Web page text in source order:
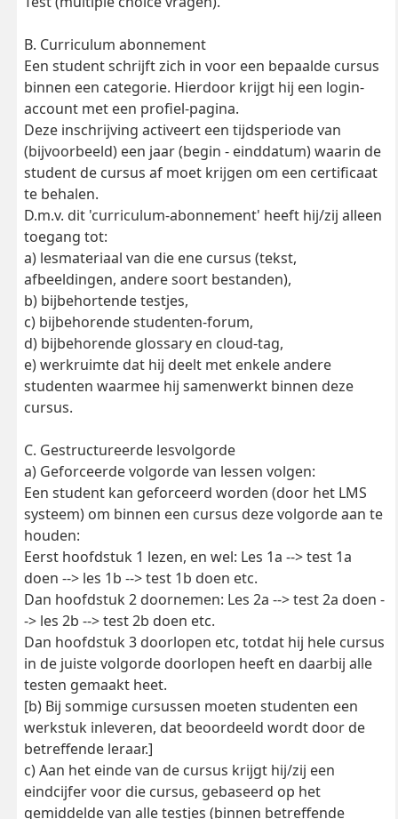
B. Curriculum abonnement
Een student schrijft zich in voor een bepaalde cursus
binnen een categorie. Hierdoor krijgt hij een login-
account met een profiel-pagina.
Deze inschrijving activeert een tijdsperiode van
(bijvoorbeeld) een jaar (begin - einddatum) waarin de
student de cursus af moet krijgen om een certificaat
te behalen.
D.m.v. dit 'curriculum-abonnement' heeft hij/zij alleen
toegang tot:
a) lesmateriaal van die ene cursus (tekst,
afbeeldingen, andere soort bestanden),
b) bijbehortende testjes,
c) bijbehorende studenten-forum,
d) bijbehorende glossary en cloud-tag,
e) werkruimte dat hij deelt met enkele andere
studenten waarmee hij samenwerkt binnen deze
cursus.
C. Gestructureerde lesvolgorde
a) Geforceerde volgorde van lessen volgen:
Een student kan geforceerd worden (door het LMS
systeem) om binnen een cursus deze volgorde aan te
houden:
Eerst hoofdstuk 1 lezen, en wel: Les 1a --> test 1a
doen --> les 1b --> test 1b doen etc.
Dan hoofdstuk 2 doornemen: Les 2a --> test 2a doen -
-> les 2b --> test 2b doen etc.
Dan hoofdstuk 3 doorlopen etc, totdat hij hele cursus
in de juiste volgorde doorlopen heeft en daarbij alle
testen gemaakt heet.
[b) Bij sommige cursussen moeten studenten een
werkstuk inleveren, dat beoordeeld wordt door de
betreffende leraar.]
c) Aan het einde van de cursus krijgt hij/zij een
eindcijfer voor die cursus, gebaseerd op het
gemiddelde van alle testjes (binnen betreffende